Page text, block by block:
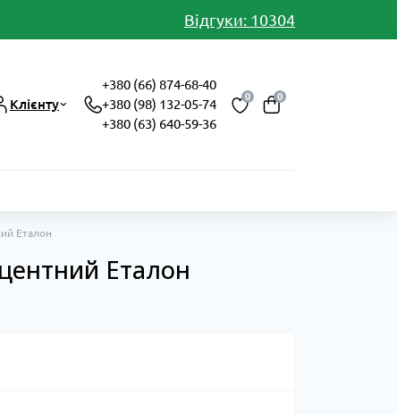
Відгуки: 10304
Клієнту
+380 (66) 874-68-40
+380 (98) 132-05-74
+380 (63) 640-59-36
0 0
Еталон
Еталон